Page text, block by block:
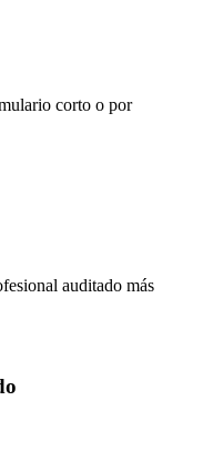
corto o por
auditado más